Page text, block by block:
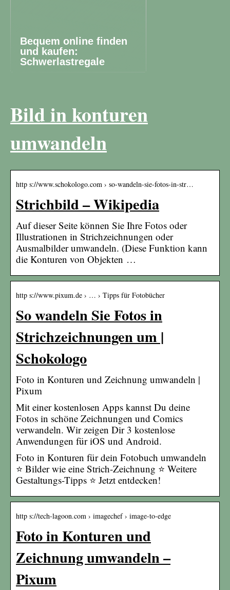
Bequem online finden
und kaufen:
Schwerlastregale
Bild in konturen
umwandeln
http s://www.schokologo.com › so-wandeln-sie-fotos-in-str…
Strichbild – Wikipedia
Auf dieser Seite können Sie Ihre Fotos oder
Illustrationen in Strichzeichnungen oder
Ausmalbilder umwandeln. (Diese Funktion kann
die Konturen von Objekten …
http s://www.pixum.de › … › Tipps für Fotobücher
So wandeln Sie Fotos in
Strichzeichnungen um |
Schokologo
Foto in Konturen und Zeichnung umwandeln |
Pixum
Mit einer kostenlosen Apps kannst Du deine
Fotos in schöne Zeichnungen und Comics
verwandeln. Wir zeigen Dir 3 kostenlose
Anwendungen für iOS und Android.
Foto in Konturen für dein Fotobuch umwandeln
⭐ Bilder wie eine Strich-Zeichnung ⭐ Weitere
Gestaltungs-Tipps ⭐ Jetzt entdecken!
http s://tech-lagoon.com › imagechef › image-to-edge
Foto in Konturen und
Zeichnung umwandeln –
Pixum